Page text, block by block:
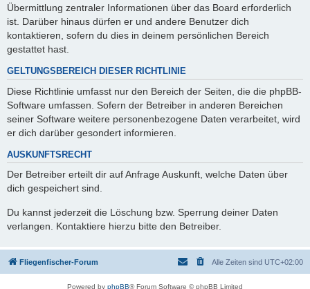
Übermittlung zentraler Informationen über das Board erforderlich
ist. Darüber hinaus dürfen er und andere Benutzer dich
kontaktieren, sofern du dies in deinem persönlichen Bereich
gestattet hast.
GELTUNGSBEREICH DIESER RICHTLINIE
Diese Richtlinie umfasst nur den Bereich der Seiten, die die phpBB-
Software umfassen. Sofern der Betreiber in anderen Bereichen
seiner Software weitere personenbezogene Daten verarbeitet, wird
er dich darüber gesondert informieren.
AUSKUNFTSRECHT
Der Betreiber erteilt dir auf Anfrage Auskunft, welche Daten über
dich gespeichert sind.
Du kannst jederzeit die Löschung bzw. Sperrung deiner Daten
verlangen. Kontaktiere hierzu bitte den Betreiber.
Fliegenfischer-Forum Alle Zeiten sind UTC+02:00
Powered by phpBB® Forum Software © phpBB Limited